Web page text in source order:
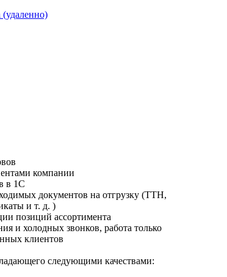
компании
в 1С
документов на отгрузку (ТТН,
и т. д. )
позиций ассортимента
и холодных звонков, работа только
клиентов
следующими качествами: